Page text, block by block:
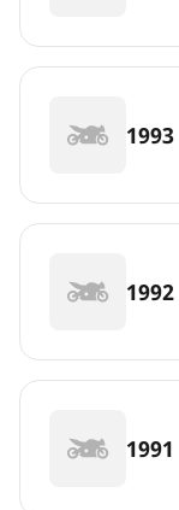
1993
1992
1991